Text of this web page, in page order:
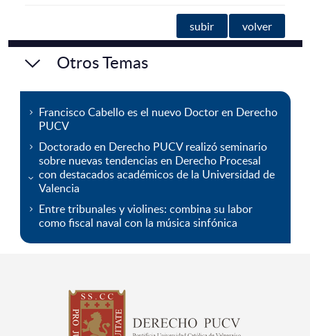
subir volver
Otros Temas
Francisco Cabello es el nuevo Doctor en Derecho
PUCV
Doctorado en Derecho PUCV realizó seminario
sobre nuevas tendencias en Derecho Procesal
con destacados académicos de la Universidad de
Valencia
Entre tribunales y violines: combina su labor
como fiscal naval con la música sinfónica